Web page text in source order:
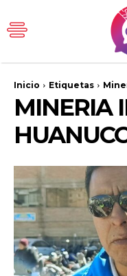
Inicio Etiquetas
MINERIA